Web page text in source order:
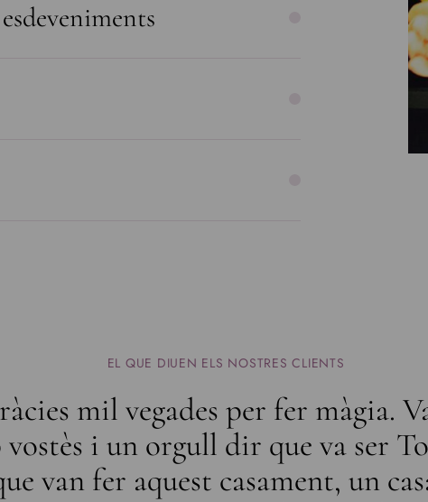
EL QUE DIUEN ELS NOSTRES CLIENTS
mil vegades per fer màgia.
i un orgull dir que va ser
van fer aquest casament, un